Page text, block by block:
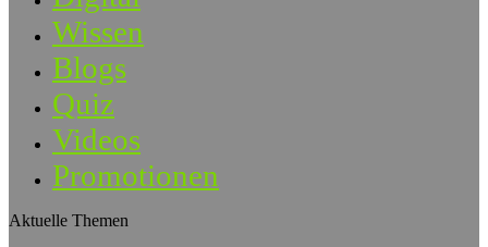
Wissen
Blogs
Quiz
Videos
Promotionen
Aktuelle Themen